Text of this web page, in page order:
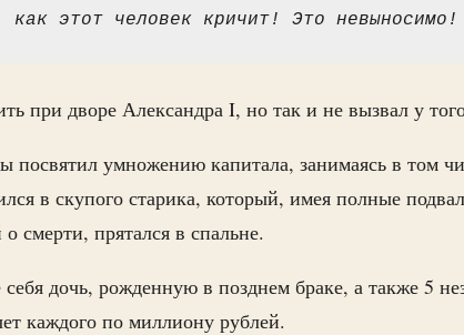
как этот человек кричит! Это невыносимо!
при дворе Александра I, но так и не вызвал у
посвятил умножению капитала, занимаясь в том
в скупого старика, который, имея полные
смерти, прятался в спальне.
дочь, рожденную в позднем браке, а также 5
каждого по миллиону рублей.